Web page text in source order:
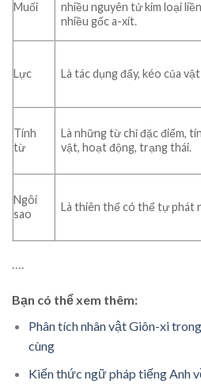
Muối
nhiều nguyên tử kim loại
nhiều gốc a-xít.
Lực Là tác dụng đẩy, kéo của
Tính
từ
Là những từ chỉ đặc điểm,
vật, hoạt động, trạng thái.
Ngôi
sao
Là thiên thể có thể tự phát
Bạn có thể xem thêm:
Phân tích nhân vật Giôn-xi
cùng
Kiến thức ngữ pháp tiếng Anh